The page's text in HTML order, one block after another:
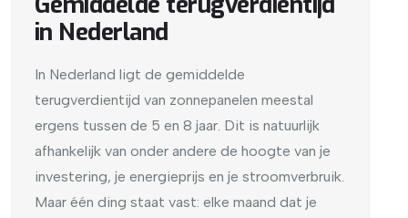
in Nederland
In Nederland ligt de gemiddelde
terugverdientijd van zonnepanelen meestal
ergens tussen de 5 en 8 jaar. Dit is natuurlijk
afhankelijk van onder andere de hoogte van je
investering, je energieprijs en je stroomverbruik.
Maar één ding staat vast: elke maand dat je